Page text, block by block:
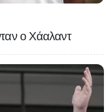
ο Χάαλαντ